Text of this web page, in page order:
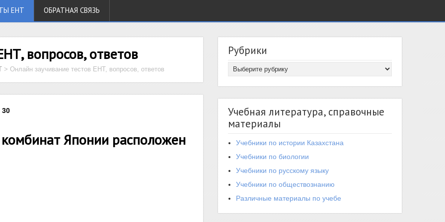
ЕНТ ОБРАТНАЯ СВЯЗЬ
вопросов, ответов
> Онлайн заучивание тестов ЕНТ, вопросов, ответов
30
Японии расположен
Рубрики
Учебная литература, справочные
материалы
Учебники по истории Казахстана
Учебники по биологии
Учебники по русскому языку
Учебники по обществознанию
Различные материалы по учебе